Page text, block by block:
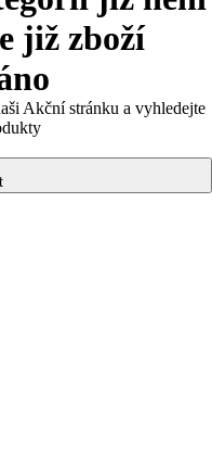
již zboží
Akční stránku a vyhledejte